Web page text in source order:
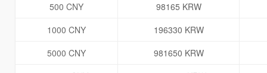
500 CNY
98165 KRW
1000 CNY
196330 KRW
5000 CNY
981650 KRW